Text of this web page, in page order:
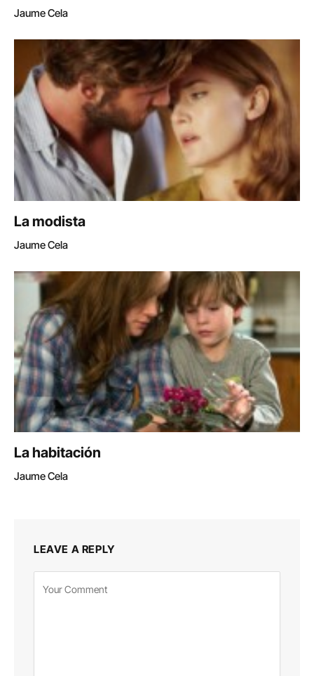
Jaume Cela
La modista
Jaume Cela
La habitación
Jaume Cela
LEAVE A REPLY